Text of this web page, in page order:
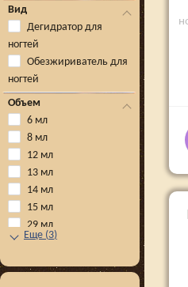
Вид
Дегидратор для
ногтей
Обезжириватель для
ногтей
Объем
6 мл
8 мл
12 мл
13 мл
14 мл
15 мл
29 мл
Еще (3)